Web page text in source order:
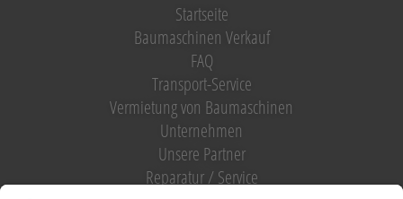
Startseite
Baumaschinen Verkauf
FAQ
Transport-Service
Vermietung von Baumaschinen
Unternehmen
Unsere Partner
Reparatur / Service